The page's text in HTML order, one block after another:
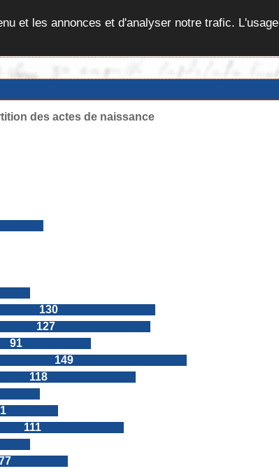
et les annonces et d'analyser notre trafic. L'usage
des actes de naissance
130
127
91
149
118
111